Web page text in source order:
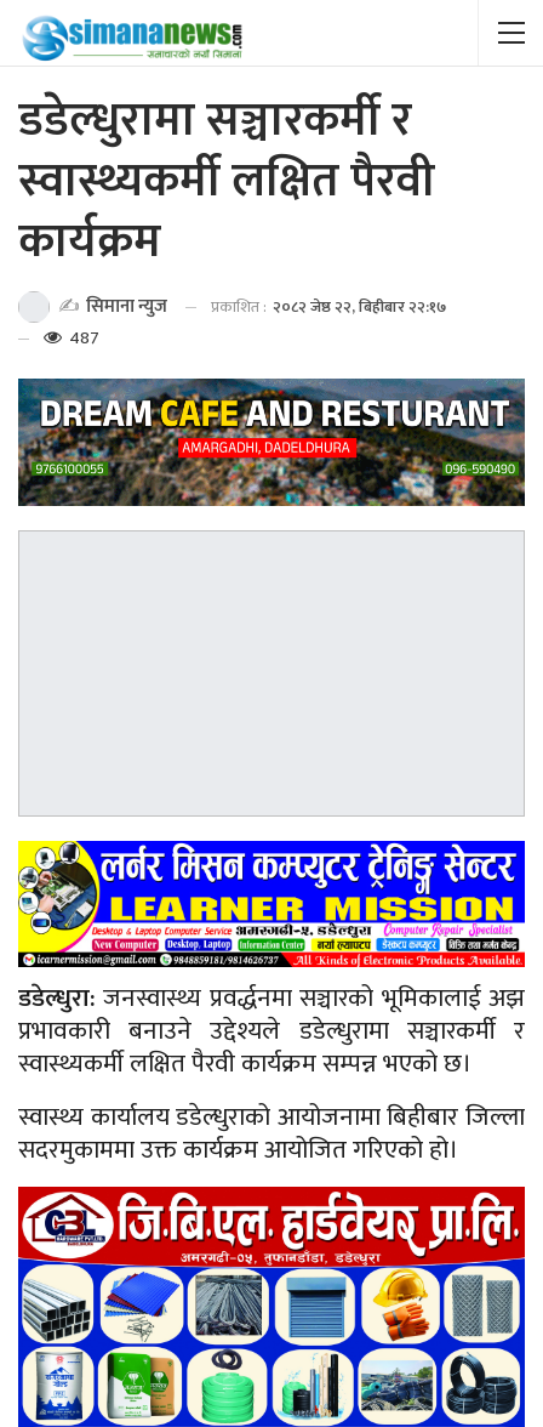
डडेल्धुरामा सञ्चारकर्मी र
स्वास्थ्यकर्मी लक्षित पैरवी
कार्यक्रम
✍️ सिमाना न्युज प्रकाशित : २०८२ जेष्ठ २२, बिहीबार २२:१७
487
डडेल्धुरा:जनस्वास्थ्य प्रवर्द्धनमा सञ्चारको भूमिकालाई अझ
प्रभावकारी बनाउने उद्देश्यले डडेल्धुरामा सञ्चारकर्मी र
स्वास्थ्यकर्मी लक्षित पैरवी कार्यक्रम सम्पन्न भएको छ।
स्वास्थ्य कार्यालय डडेल्धुराको आयोजनामा बिहीबार जिल्ला
सदरमुकाममा उक्त कार्यक्रम आयोजित गरिएको हो।